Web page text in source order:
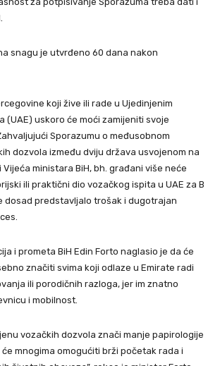
snagu je utvrđeno 60 dana nakon
koji žive ili rade u Ujedinjenim
(UAE) uskoro će moći zamijeniti svoje
Sporazumu o međusobnom
dozvola između dviju država usvojenom na
ministara BiH, bh. građani više neće
ili praktični dio vozačkog ispita u UAE za B
dosad predstavljalo trošak i dugotrajan
i prometa BiH Edin Forto naglasio je da će
značiti svima koji odlaze u Emirate radi
ili porodičnih razloga, jer im znatno
i mobilnost.
vozačkih dozvola znači manje papirologije
mnogima omogućiti brži početak rada i